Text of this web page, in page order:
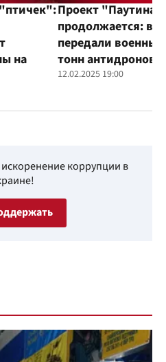
на
Проект "Паутина"
продолжается:
передали
тонн
12.02.2025 19:00
коррупции в